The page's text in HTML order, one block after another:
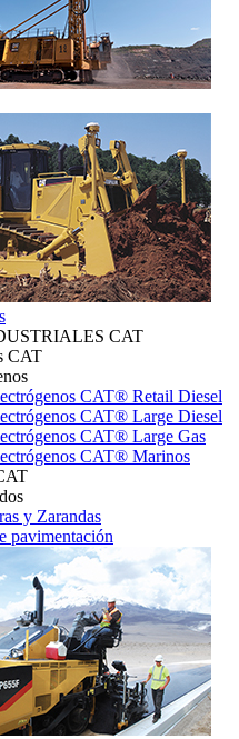
CAT
CAT
CAT® Retail Diesel
CAT® Large Diesel
CAT® Large Gas
CAT® Marinos
y Zarandas
pavimentación